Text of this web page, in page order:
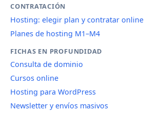
CONTRATACIÓN
Hosting: elegir plan y contratar online
Planes de hosting M1–M4
FICHAS EN PROFUNDIDAD
Consulta de dominio
Cursos online
Hosting para WordPress
Newsletter y envíos masivos